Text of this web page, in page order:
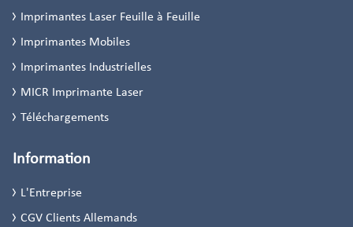
Imprimantes Laser Feuille à Feuille
Imprimantes Mobiles
Imprimantes Industrielles
MICR Imprimante Laser
Téléchargements
Information
L'Entreprise
CGV Clients Allemands